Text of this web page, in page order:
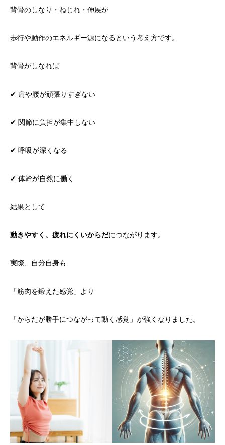
背骨のしなり・ねじれ・伸展が
歩行や動作のエネルギー源になるという考え方です。
背骨がしなれば
✔ 肩や腰が頑張りすぎない
✔ 関節に負担が集中しない
✔ 呼吸が深くなる
✔ 体幹が自然に働く
結果として
動きやすく、疲れにくいからだにつながります。
実際、自分自身も
「筋肉を鍛えた感覚」より
「からだが勝手につながって動く感覚」が強くなりました。